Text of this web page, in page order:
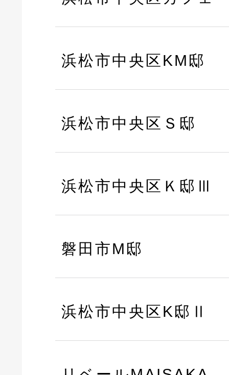
浜松市中央区KM邸
浜松市中央区Ｓ邸
浜松市中央区Ｋ邸Ⅲ
磐田市M邸
浜松市中央区K邸Ⅱ